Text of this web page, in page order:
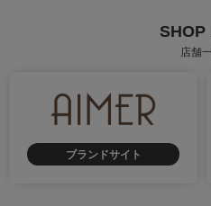
SHOP
店舗
ブランドサイト